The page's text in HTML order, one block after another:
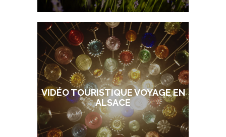
VIDÉO TOURISTIQUE VOYAGE EN
ALSACE